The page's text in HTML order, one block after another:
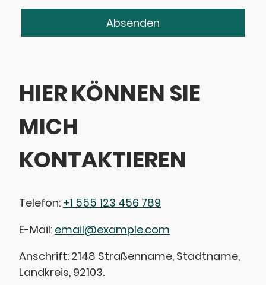
Absenden
HIER KÖNNEN SIE
MICH
KONTAKTIEREN
Telefon: +1 555 123 456 789
E-Mail: email@example.com
Anschrift: 2148 Straßenname, Stadtname,
Landkreis, 92103.